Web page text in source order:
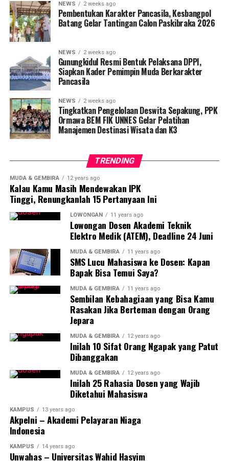
rahmat petuguran
NEWS 2 weeks ago
Pembentukan Karakter Pancasila, Kesbangpol
Batang Gelar Tantingan Calon Paskibraka 2026
NEWS 2 weeks ago
Gunungkidul Resmi Bentuk Pelaksana DPPI,
Siapkan Kader Pemimpin Muda Berkarakter
Pancasila
NEWS 2 weeks ago
Tingkatkan Pengelolaan Deswita Sepakung, PPK
Ormawa BEM FIK UNNES Gelar Pelatihan
Manajemen Destinasi Wisata dan K3
TRENDING
MUDA & GEMBIRA 12 years ago
Kalau Kamu Masih Mendewakan IPK
Tinggi, Renungkanlah 15 Pertanyaan Ini
LOWONGAN 11 years ago
Lowongan Dosen Akademi Teknik
Elektro Medik (ATEM), Deadline 24 Juni
MUDA & GEMBIRA 11 years ago
SMS Lucu Mahasiswa ke Dosen: Kapan
Bapak Bisa Temui Saya?
MUDA & GEMBIRA 11 years ago
Sembilan Kebahagiaan yang Bisa Kamu
Rasakan Jika Berteman dengan Orang
Jepara
MUDA & GEMBIRA 12 years ago
Inilah 10 Sifat Orang Ngapak yang Patut
Dibanggakan
MUDA & GEMBIRA 12 years ago
Inilah 25 Rahasia Dosen yang Wajib
Diketahui Mahasiswa
KAMPUS 13 years ago
Akpelni – Akademi Pelayaran Niaga
Indonesia
KAMPUS 14 years ago
Unwahas – Universitas Wahid Hasyim